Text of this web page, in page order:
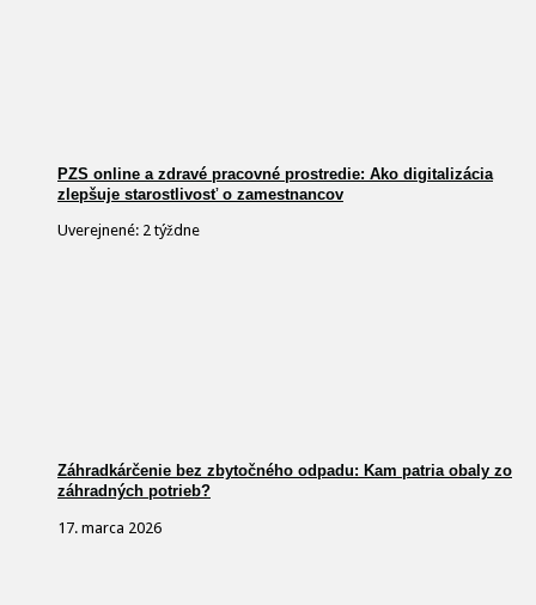
PZS online a zdravé pracovné prostredie: Ako digitalizácia
zlepšuje starostlivosť o zamestnancov
Uverejnené: 2 týždne
Záhradkárčenie bez zbytočného odpadu: Kam patria obaly zo
záhradných potrieb?
17. marca 2026